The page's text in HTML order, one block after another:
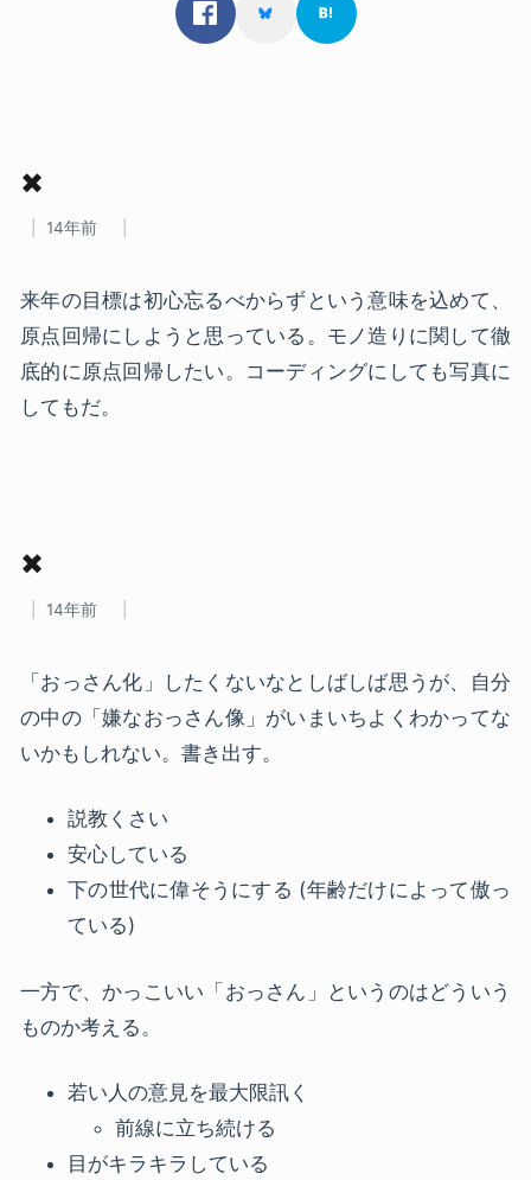
✖
14年前
来年の目標は初心忘るべからずという意味を込めて、
原点回帰にしようと思っている。モノ造りに関して徹
底的に原点回帰したい。コーディングにしても写真に
してもだ。
✖
14年前
「おっさん化」したくないなとしばしば思うが、自分
の中の「嫌なおっさん像」がいまいちよくわかってな
いかもしれない。書き出す。
説教くさい
安心している
下の世代に偉そうにする (年齢だけによって傲っ
ている)
一方で、かっこいい「おっさん」というのはどういう
ものか考える。
若い人の意見を最大限訊く
前線に立ち続ける
目がキラキラしている